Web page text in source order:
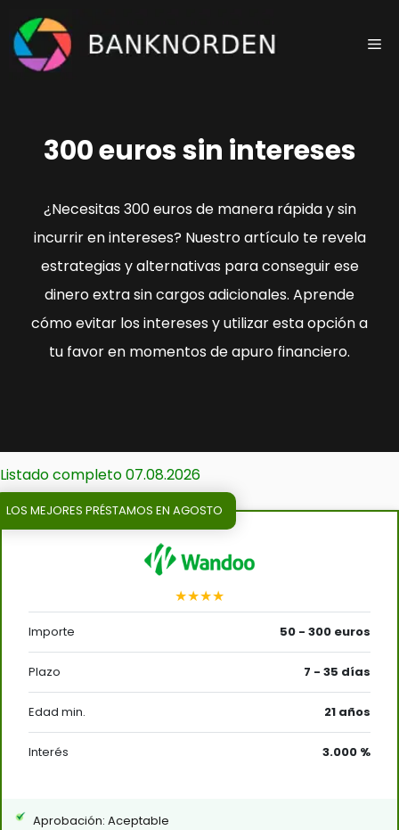
Saltar
contenido
300 euros sin intereses
¿Necesitas 300 euros de manera rápida y sin
incurrir en intereses? Nuestro artículo te revela
estrategias y alternativas para conseguir ese
dinero extra sin cargos adicionales. Aprende
cómo evitar los intereses y utilizar esta opción a
tu favor en momentos de apuro financiero.
Listado completo 07.08.2026
LOS MEJORES PRÉSTAMOS EN AGOSTO
★★★★
Importe 50 - 300 euros
Plazo 7 - 35 días
Edad min. 21 años
Interés 3.000 %
Aprobación: Aceptable